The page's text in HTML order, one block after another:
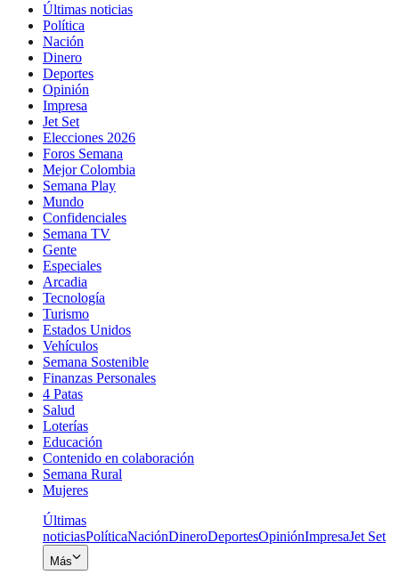
Últimas noticias
Política
Nación
Dinero
Deportes
Opinión
Impresa
Jet Set
Elecciones 2026
Foros Semana
Mejor Colombia
Semana Play
Mundo
Confidenciales
Semana TV
Gente
Especiales
Arcadia
Tecnología
Turismo
Estados Unidos
Vehículos
Semana Sostenible
Finanzas Personales
4 Patas
Salud
Loterías
Educación
Contenido en colaboración
Semana Rural
Mujeres
Últimas
noticiasPolíticaNaciónDineroDeportesOpiniónImpresaJet Set
Más